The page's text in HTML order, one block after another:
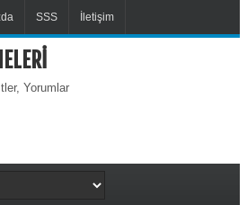
SSS İletişim
Yorumlar